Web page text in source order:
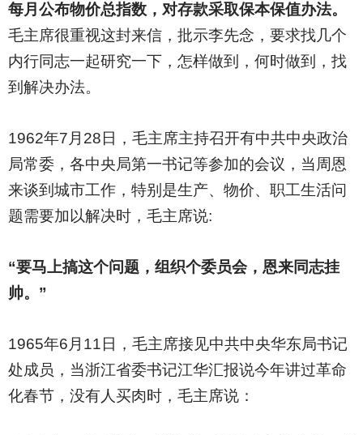
每月公布物价总指数，对存款采取保本保值办法。
毛主席很重视这封来信，批示李先念，要求找几个
内行同志一起研究一下，怎样做到，何时做到，找
到解决办法。
1962年7月28日，毛主席主持召开有中共中央政治
局常委，各中央局第一书记等参加的会议，当周恩
来谈到城市工作，特别是生产、物价、职工生活问
题需要加以解决时，毛主席说:
“要马上搞这个问题，组织个委员会，恩来同志挂
帅。”
1965年6月11日，毛主席接见中共中央华东局书记
处成员，当浙江省委书记江华汇报说今年讲过革命
化春节，没有人买肉时，毛主席说：